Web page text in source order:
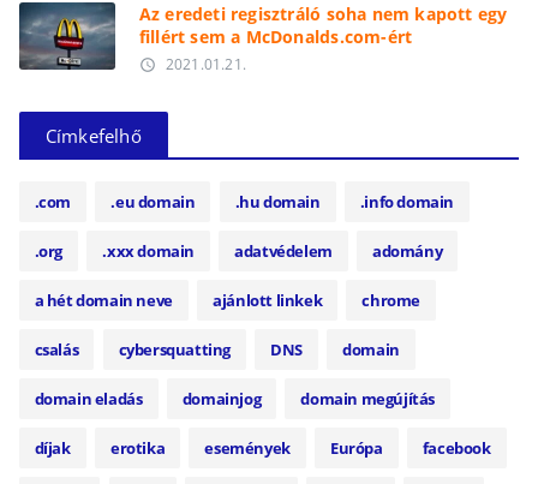
Az eredeti regisztráló soha nem kapott egy
fillért sem a McDonalds.com-ért
access_time 2021.01.21.
Címkefelhő
.com .eu domain .hu domain .info domain
.org .xxx domain adatvédelem adomány
a hét domain neve ajánlott linkek chrome
csalás cybersquatting DNS domain
domain eladás domainjog domain megújítás
díjak erotika események Európa facebook